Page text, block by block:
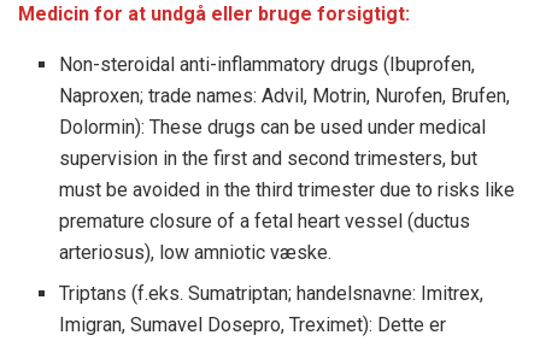
Medicin for at undgå eller bruge forsigtigt:
Non-steroidal anti-inflammatory drugs (Ibuprofen,
Naproxen; trade names: Advil, Motrin, Nurofen, Brufen,
Dolormin): These drugs can be used under medical
supervision in the first and second trimesters, but
must be avoided in the third trimester due to risks like
premature closure of a fetal heart vessel (ductus
arteriosus), low amniotic væske.
Triptans (f.eks. Sumatriptan; handelsnavne: Imitrex,
Imigran, Sumavel Dosepro, Treximet): Dette er